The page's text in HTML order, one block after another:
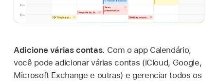
Adicione várias contas. Com o app Calendário,
você pode adicionar várias contas (iCloud, Google,
Microsoft Exchange e outras) e gerenciar todos os